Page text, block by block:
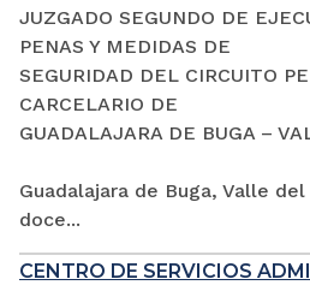
JUZGADO SEGUNDO DE
PENAS Y MEDIDAS DE
SEGURIDAD DEL CIRCUITO
CARCELARIO DE
GUADALAJARA DE BUGA –
Guadalajara de Buga, Valle
doce...
CENTRO DE SERVICIOS